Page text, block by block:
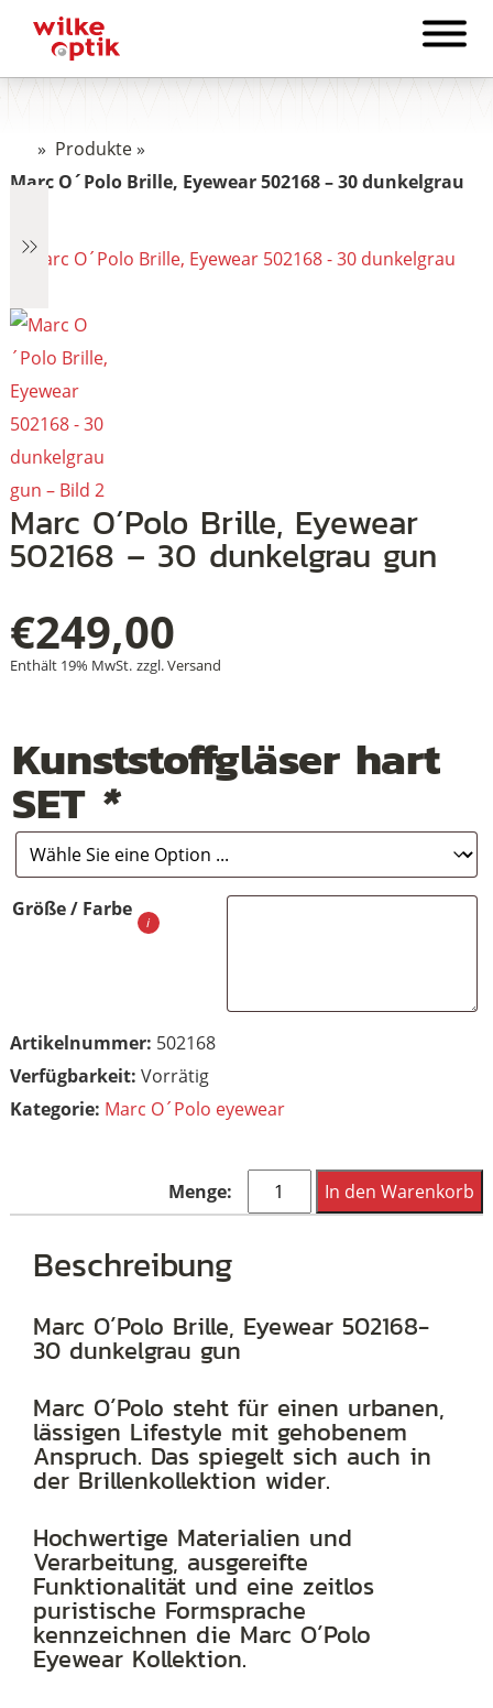
» Produkte»
Marc O´Polo Brille, Eyewear 502168 – 30 dunkelgrau
Marc O´Polo Brille, Eyewear
502168 – 30 dunkelgrau gun
€249,00
Enthält 19% MwSt. zzgl.Versand
Kunststoffgläser hart
SET *
Größe / Farbe
Artikelnummer: 502168
Vorrätig
Kategorie: Marc O´Polo eyewear
Marc
O
Eyewear
30
dunkelgrau
gun
In den Warenkorb
Beschreibung
Marc O´Polo Brille, Eyewear 502168-
30 dunkelgrau gun
Marc O´Polo steht für einen urbanen,
lässigen Lifestyle mit gehobenem
Anspruch. Das spiegelt sich auch in
der Brillenkollektion wider.
Hochwertige Materialien und
Verarbeitung, ausgereifte
Funktionalität und eine zeitlos
puristische Formsprache
kennzeichnen die Marc O´Polo
Eyewear Kollektion.
2.890
+
+